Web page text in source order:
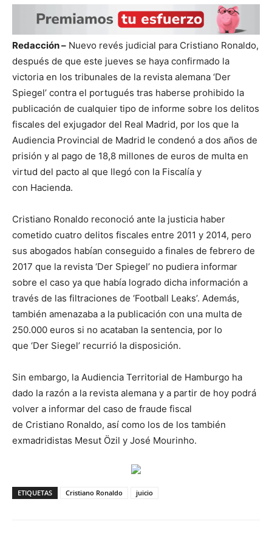
Redacción – Nuevo revés judicial para Cristiano Ronaldo,
después de que este jueves se haya confirmado la
victoria en los tribunales de la revista alemana ‘Der
Spiegel’ contra el portugués tras haberse prohibido la
publicación de cualquier tipo de informe sobre los delitos
fiscales del exjugador del Real Madrid, por los que la
Audiencia Provincial de Madrid le condenó a dos años de
prisión y al pago de 18,8 millones de euros de multa en
virtud del pacto al que llegó con la Fiscalía y
con Hacienda.
Cristiano Ronaldo reconoció ante la justicia haber
cometido cuatro delitos fiscales entre 2011 y 2014, pero
sus abogados habían conseguido a finales de febrero de
2017 que la revista ‘Der Spiegel’ no pudiera informar
sobre el caso ya que había logrado dicha información a
través de las filtraciones de ‘Football Leaks’. Además,
también amenazaba a la publicación con una multa de
250.000 euros si no acataban la sentencia, por lo
que ‘Der Siegel’ recurrió la disposición.
Sin embargo, la Audiencia Territorial de Hamburgo ha
dado la razón a la revista alemana y a partir de hoy podrá
volver a informar del caso de fraude fiscal
de Cristiano Ronaldo, así como los de los también
exmadridistas Mesut Özil y José Mourinho.
ETIQUETAS Cristiano Ronaldo juicio